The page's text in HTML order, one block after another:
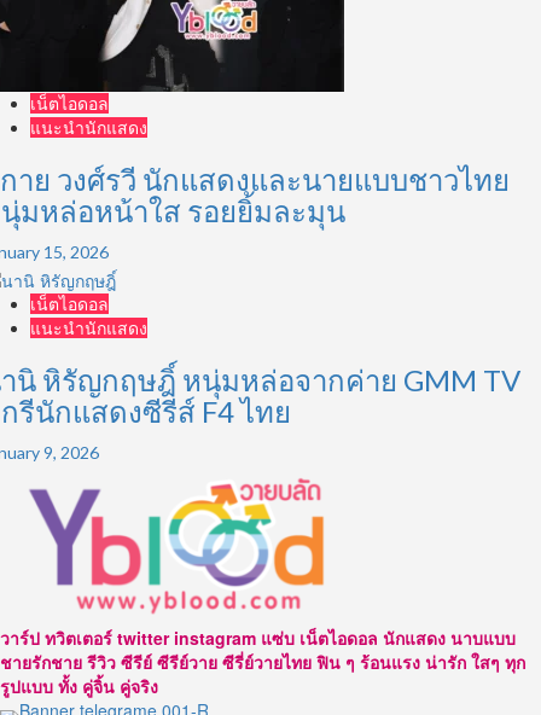
เน็ตไอดอล
แนะนำนักแสดง
าย วงศ์รวี นักแสดงและนายแบบชาวไทย
มหล่อหน้าใส รอยยิ้มละมุน
15, 2026
เน็ตไอดอล
แนะนำนักแสดง
นิ หิรัญกฤษฎิ์ หนุ่มหล่อจากค่าย GMM TV
รีนักแสดงซีรีส์ F4 ไทย
9, 2026
วาร์ป ทวิตเตอร์ twitter instagram แซ่บ เน็ตไอดอล นักแสดง นาบแบบ
ชายรักชาย รีวิว ซีรีย์ ซีรีย์วาย ซีรี่ย์วายไทย ฟิน ๆ ร้อนแรง น่ารัก ใสๆ ทุก
รูปแบบ ทั้ง คู่จิ้น คู่จริง